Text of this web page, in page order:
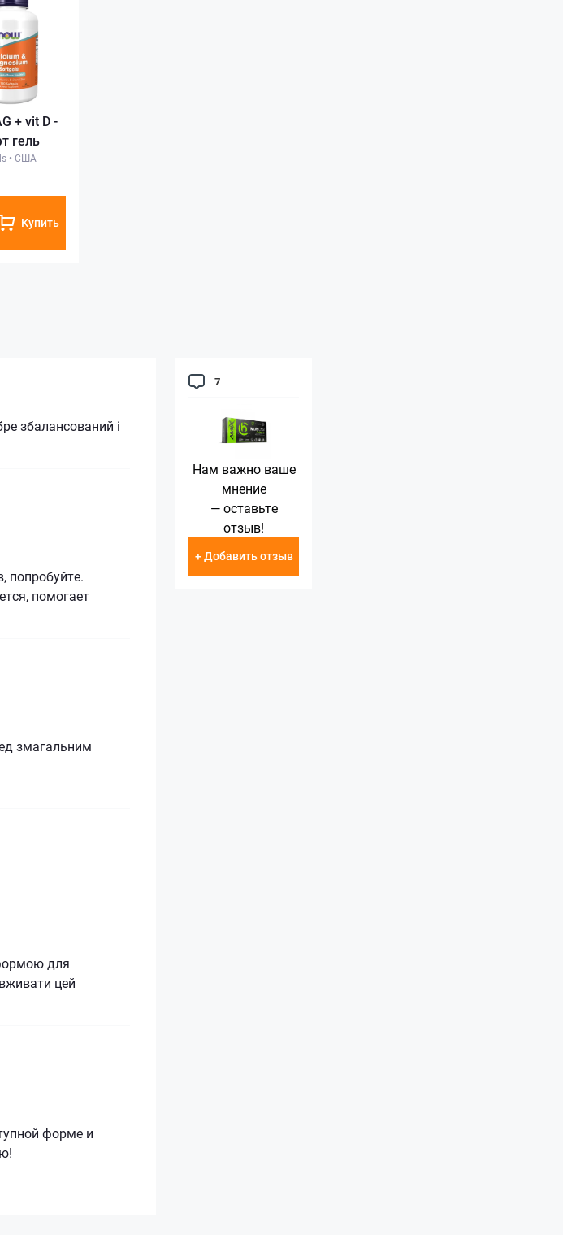
+ vit D -
гель
• США
Купить
7
Нам важно ваше
мнение
— оставьте
отзыв!
+ Добавить отзыв
збалансований і
попробуйте.
помогает
змагальним
для
цей
форме и